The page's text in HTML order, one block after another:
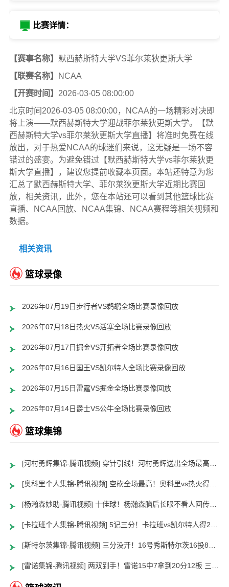
比赛详情：
【赛事名称】 默西赫斯特大学VS菲尔莱狄更斯大学
【联赛名称】
NCAA
【开赛时间】 2026-03-05 08:00:00
北京时间2026-03-05 08:00:00，NCAA的一场精彩对决即
将上演——默西赫斯特大学迎战菲尔莱狄更斯大学。【默
西赫斯特大学vs菲尔莱狄更斯大学直播】将准时免费在线
放出，对于热爱NCAA的球迷们来说，这无疑是一场不容
错过的盛宴。为避免错过【默西赫斯特大学vs菲尔莱狄更
斯大学直播】，建议您提前收藏本页面。本站还特意为您
汇总了默西赫斯特大学、菲尔莱狄更斯大学近期比赛回
放，相关资讯，此外，您在本站还可以看到其他篮球比赛
直播、NCAA回放、NCAA集锦、NCAA赛程等相关视频和
数据。
相关资讯
篮球录像
2026年07月19日步行者VS鹈鹕全场比赛录像回放
2026年07月18日热火VS活塞全场比赛录像回放
2026年07月17日掘金VS开拓者全场比赛录像回放
2026年07月16日国王VS凯尔特人全场比赛录像回放
2026年07月15日雷霆VS掘金全场比赛录像回放
2026年07月14日爵士VS公牛全场比赛录像回放
篮球集锦
[河村勇辉集锦-腾讯视频] 穿针引线！河村勇辉送出全场最高12助攻 8中2拿到5分5板
[奥科里个人集锦-腾讯视频] 空砍全场最高！奥科里vs热火得27分4板
[杨瀚森妙助-腾讯视频] 十佳球！杨瀚森脑后长眼不看人回传助队友暴扣
[卡拉班个人集锦-腾讯视频] 5记三分！卡拉班vs凯尔特人得21+8
[斯特尔茨集锦-腾讯视频] 三分没开！16号秀斯特尔茨16投8中&三分8中2得到22分2板6助
[雷诺集锦-腾讯视频] 两双到手！雷诺15中7拿到20分12板 三分5中2